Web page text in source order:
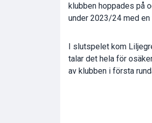
klubben hoppades på
under 2023/24 med
I slutspelet kom
talar det hela för
av klubben i första